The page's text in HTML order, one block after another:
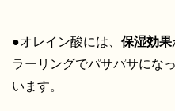
●オレイン酸には、 保湿効果
ラーリングでパサパサにな
います。